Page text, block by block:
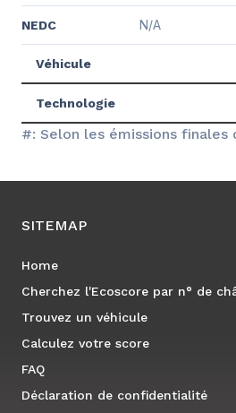
NEDC N/A
Véhicule
Technologie
#: Selon les émissions finales
SITEMAP
Home
Cherchez l'Ecoscore par n° de
Trouvez un véhicule
Calculez votre score
FAQ
Déclaration de confidentialité